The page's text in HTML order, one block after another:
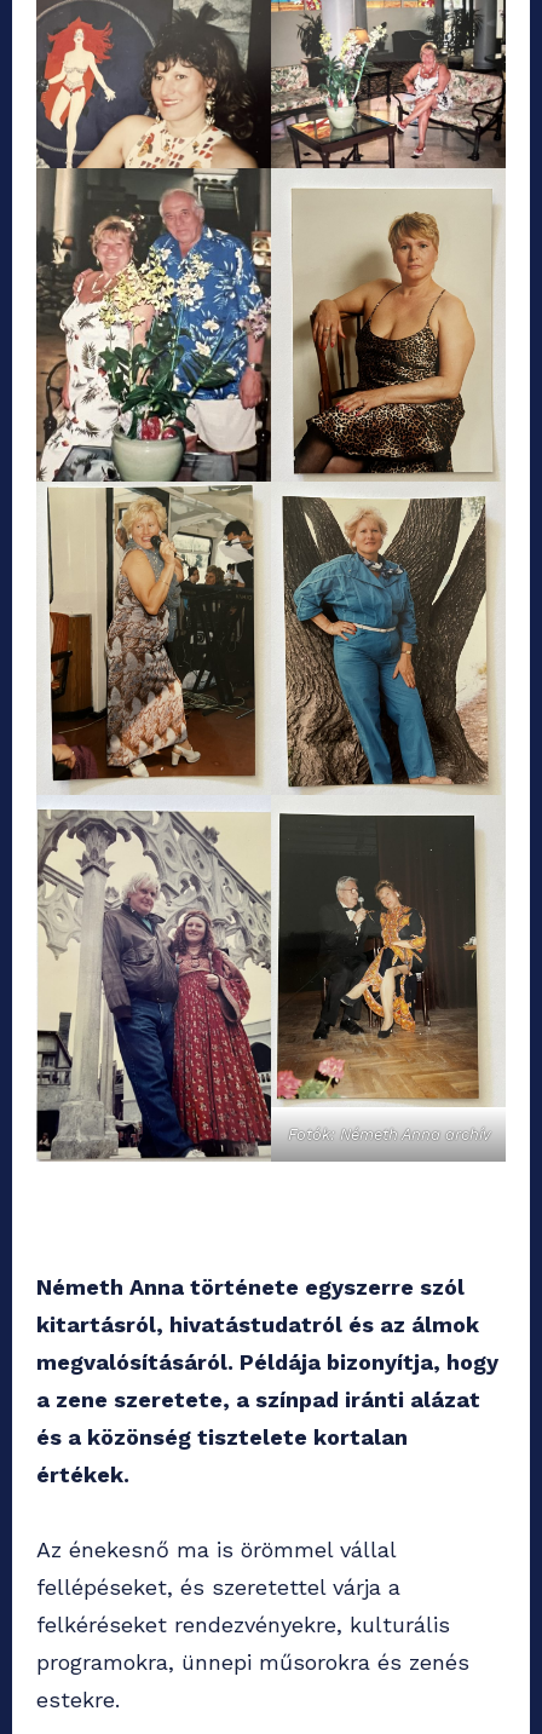
Fotók: Németh Anna archív
Németh Anna története egyszerre szól
kitartásról, hivatástudatról és az álmok
megvalósításáról. Példája bizonyítja, hogy
a zene szeretete, a színpad iránti alázat
és a közönség tisztelete kortalan
értékek.
Az énekesnő ma is örömmel vállal
fellépéseket, és szeretettel várja a
felkéréseket rendezvényekre, kulturális
programokra, ünnepi műsorokra és zenés
estekre.